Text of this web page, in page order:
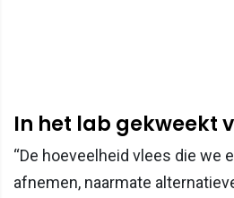
In het lab gekweekt
“De hoeveelheid vlees die we
afnemen, naarmate